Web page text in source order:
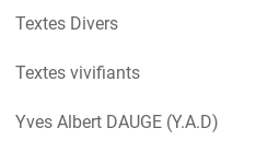
Textes Divers
Textes vivifiants
Yves Albert DAUGE (Y.A.D)